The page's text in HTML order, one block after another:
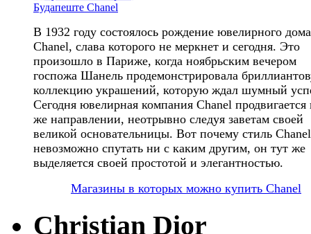
В 1932 году состоялось рождение ювелирного дома
Chanel, слава которого не меркнет и сегодня. Это
произошло в Париже, когда ноябрьским вечером
госпожа Шанель продемонстрировала
коллекцию украшений, которую ждал шумный
Сегодня ювелирная компания Chanel продвигается
же направлении, неотрывно следуя заветам своей
великой основательницы. Вот почему стиль Chanel
невозможно спутать ни с каким другим, он тут же
выделяется своей простотой и элегантностью.
Магазины в которых можно купить Chanel
Christian Dior